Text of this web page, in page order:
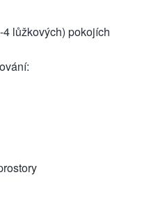
lůžkových) pokojích